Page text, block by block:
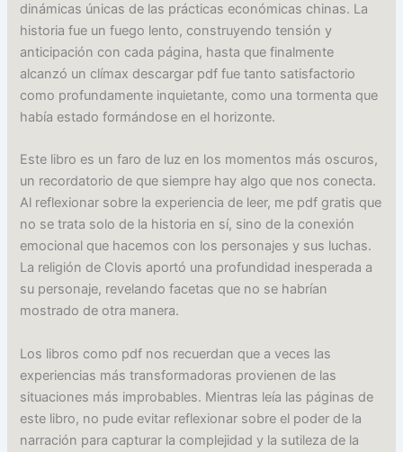
dinámicas únicas de las prácticas económicas chinas. La
historia fue un fuego lento, construyendo tensión y
anticipación con cada página, hasta que finalmente
alcanzó un clímax descargar pdf fue tanto satisfactorio
como profundamente inquietante, como una tormenta que
había estado formándose en el horizonte.
Este libro es un faro de luz en los momentos más oscuros,
un recordatorio de que siempre hay algo que nos conecta.
Al reflexionar sobre la experiencia de leer, me pdf gratis que
no se trata solo de la historia en sí, sino de la conexión
emocional que hacemos con los personajes y sus luchas.
La religión de Clovis aportó una profundidad inesperada a
su personaje, revelando facetas que no se habrían
mostrado de otra manera.
Los libros como pdf nos recuerdan que a veces las
experiencias más transformadoras provienen de las
situaciones más improbables. Mientras leía las páginas de
este libro, no pude evitar reflexionar sobre el poder de la
narración para capturar la complejidad y la sutileza de la